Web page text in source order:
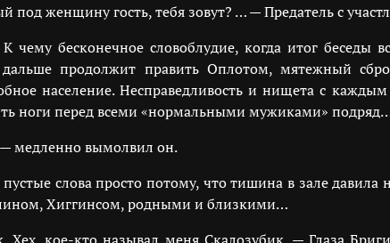
под женщину гость, тебя зовут? … — Предатель с
К чему бесконечное словоблудие, когда итог
продолжит править Оплотом, мятежный
население. Несправедливость и нищета с
ноги перед всеми «нормальными мужиками»
медленно вымолвил он.
слова просто потому, что тишина в зале давила
Хиггинсом, родными и близкими…